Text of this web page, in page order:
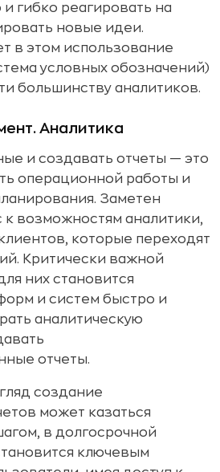
гибко реагировать на
новые идеи.
в этом использование
условных обозначений)
большинству аналитиков.
Аналитика
и создавать отчеты — это
операционной работы и
Заметен
возможностям аналитики,
которые переходят
Критически важной
них становится
и систем быстро и
аналитическую
отчеты.
создание
может казаться
в долгосрочной
ключевым